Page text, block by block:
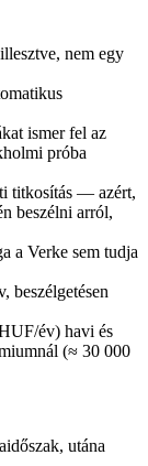
nem egy
ismer fel az
próba
titkosítás — azért,
beszélni arról,
a Verke sem tudja
beszélgetésen
év) havi és
(≈ 30 000
utána